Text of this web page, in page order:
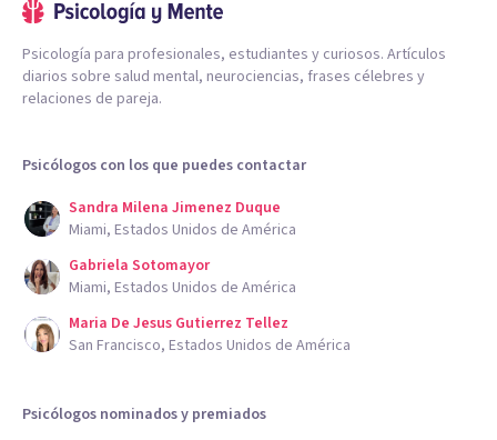
Psicología para profesionales, estudiantes y curiosos. Artículos
diarios sobre salud mental, neurociencias, frases célebres y
relaciones de pareja.
Psicólogos con los que puedes contactar
Sandra Milena Jimenez Duque
Miami, Estados Unidos de América
Gabriela Sotomayor
Miami, Estados Unidos de América
Maria De Jesus Gutierrez Tellez
San Francisco, Estados Unidos de América
Psicólogos nominados y premiados